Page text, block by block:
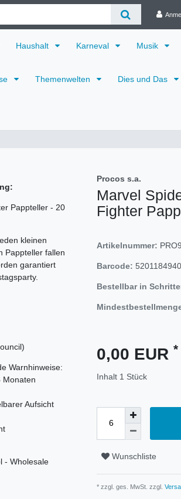
Haushalt Karneval Musik
Themenwelten Dies und Das
Pappteller - 20
kleinen
Pappteller fallen
garantiert
Warnhinweise:
Monaten
Aufsicht
- Wholesale
Procos s.a.
Marvel
Fighter
Artikelnummer:
Barcode:
Bestellbar in
0,00 EUR *
Inhalt 1 Stück
Wunschliste
* zzgl. ges. MwSt. zzgl.